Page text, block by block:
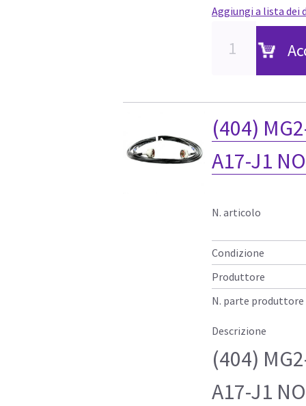
Aggiungi a lista dei
(404)
A17-J1
N. articolo
Condizione
Produttore
N. parte produttore
Descrizione
(404)
A17-J1